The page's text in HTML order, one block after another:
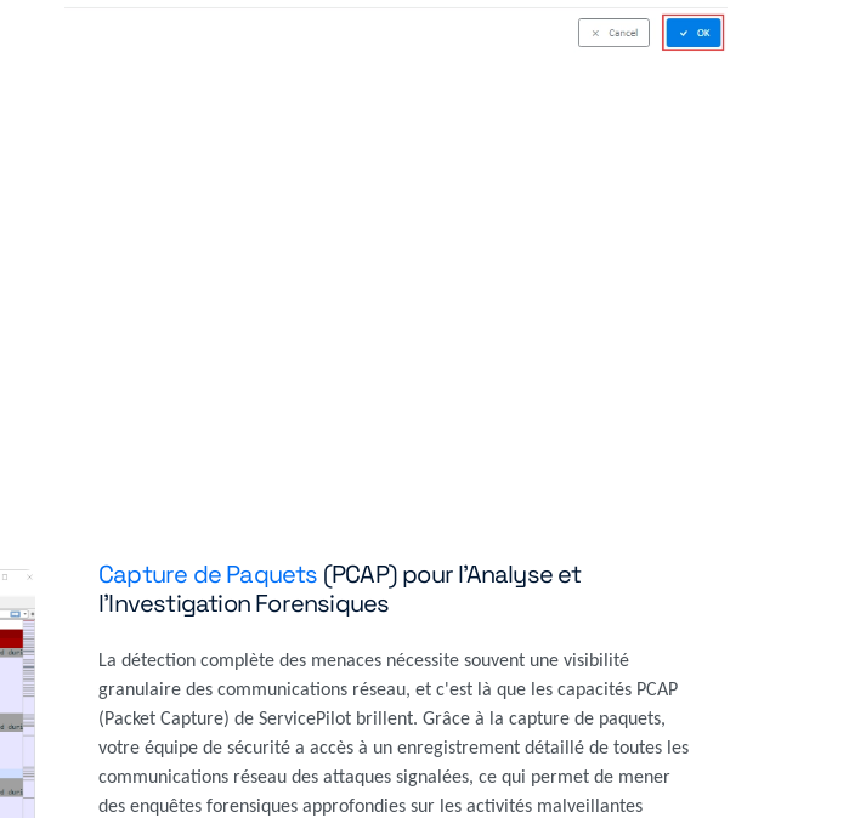
Capture de Paquets (PCAP) pour l'Analyse et
l'Investigation Forensiques
La détection complète des menaces nécessite souvent une visibilité
granulaire des communications réseau, et c'est là que les capacités PCAP
(Packet Capture) de ServicePilot brillent. Grâce à la capture de paquets,
votre équipe de sécurité a accès à un enregistrement détaillé de toutes les
communications réseau des attaques signalées, ce qui permet de mener
des enquêtes forensiques approfondies sur les activités malveillantes